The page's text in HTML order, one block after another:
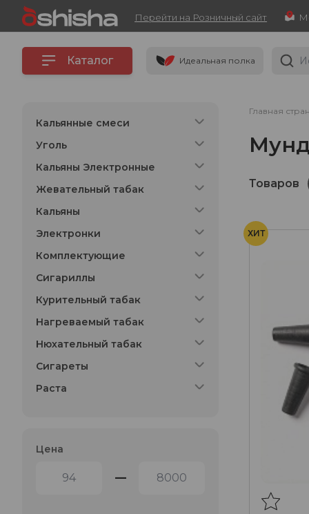
Перейти на Розничный сайт
Каталог Идеальная полка
Кальянные смеси
Уголь
Кальяны Электронные
Жевательный табак
Кальяны
Электронки
Комплектующие
Сигариллы
Курительный табак
Нагреваемый табак
Нюхательный табак
Сигареты
Раста
Цена
—
Главная
Товаров
ХИТ